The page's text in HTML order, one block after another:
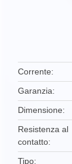
Corrente
Garanzia
Dimensione
Resistenza al
contatto
Tipo